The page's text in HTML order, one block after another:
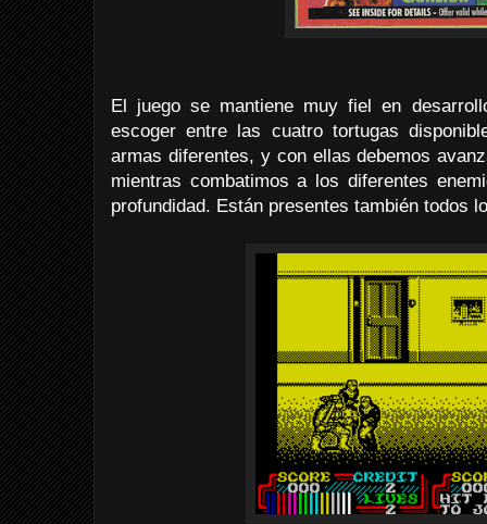
El juego se mantiene muy fiel en
escoger entre las cuatro tortugas
armas diferentes, y con ellas debemos
mientras combatimos a los diferentes
profundidad. Están presentes también todos